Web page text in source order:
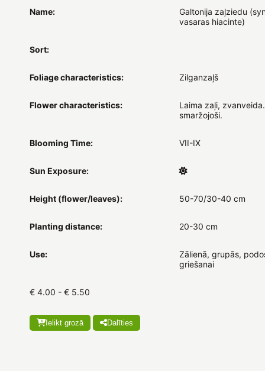
Name:
Galtonija zaļziedu
vasaras hiacinte)
Sort:
Foliage characteristics: Zilganzaļš
Flower characteristics:
Laima zaļi,
smaržojoši.
Blooming Time: VII-IX
Sun Exposure:
Height (flower/leaves): 50-70/30-40 cm
Planting distance: 20-30 cm
Use:
Zālienā, grupās,
griešanai
€ 4.00 - € 5.50
Ielikt grozā Dalīties